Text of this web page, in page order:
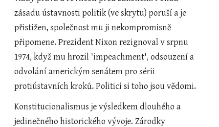
zásadu ústavnosti politik (ve skrytu) poruší a je
přistižen, společnost mu ji nekompromisně
připomene. Prezident Nixon rezignoval v srpnu
1974, když mu hrozil 'impeachment', odsouzení a
odvolání americkým senátem pro sérii
protiústavních kroků. Politici si toho jsou vědomi.
Konstitucionalismus je výsledkem dlouhého a
jedinečného historického vývoje. Zárodky